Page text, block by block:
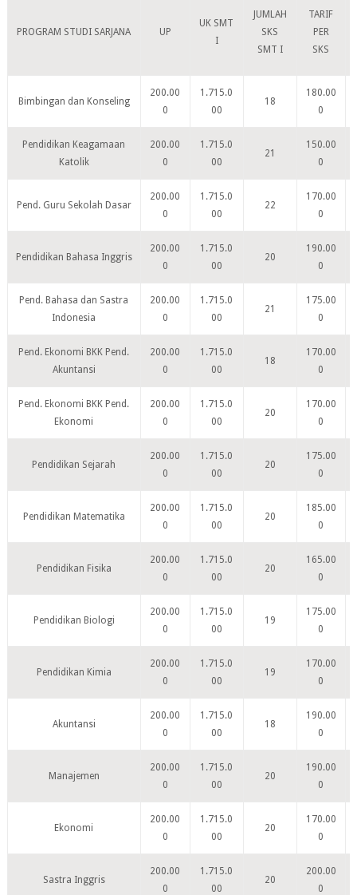
PROGRAM STUDI SARJANA UP
UK SMT
I
JUMLAH
SKS
SMT I
TARIF
PER
SKS
Bimbingan dan Konseling
200.00
0
1.715.0
00
18
180.00
0
Pendidikan Keagamaan
Katolik
200.00
0
1.715.0
00
21
150.00
0
Pend. Guru Sekolah Dasar
200.00
0
1.715.0
00
22
170.00
0
Pendidikan Bahasa Inggris
200.00
0
1.715.0
00
20
190.00
0
Pend. Bahasa dan Sastra
Indonesia
200.00
0
1.715.0
00
21
175.00
0
Pend. Ekonomi BKK Pend.
Akuntansi
200.00
0
1.715.0
00
18
170.00
0
Pend. Ekonomi BKK Pend.
Ekonomi
200.00
0
1.715.0
00
20
170.00
0
Pendidikan Sejarah
200.00
0
1.715.0
00
20
175.00
0
Pendidikan Matematika
200.00
0
1.715.0
00
20
185.00
0
Pendidikan Fisika
200.00
0
1.715.0
00
20
165.00
0
Pendidikan Biologi
200.00
0
1.715.0
00
19
175.00
0
Pendidikan Kimia
200.00
0
1.715.0
00
19
170.00
0
Akuntansi
200.00
0
1.715.0
00
18
190.00
0
Manajemen
200.00
0
1.715.0
00
20
190.00
0
Ekonomi
200.00
0
1.715.0
00
20
170.00
0
Sastra Inggris
200.00
0
1.715.0
00
20
200.00
0